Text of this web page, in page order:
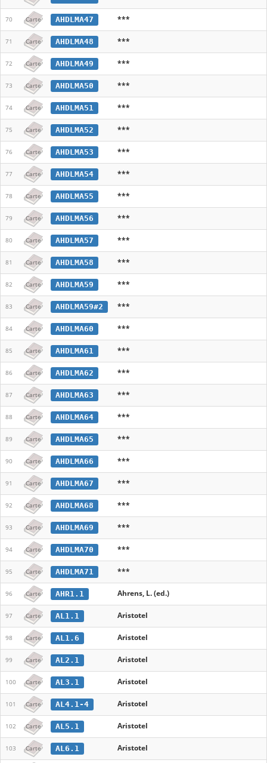
70 Carte AHDLMA47 ***
71 Carte AHDLMA48 ***
72 Carte AHDLMA49 ***
73 Carte AHDLMA50 ***
74 Carte AHDLMA51 ***
75 Carte AHDLMA52 ***
76 Carte AHDLMA53 ***
77 Carte AHDLMA54 ***
78 Carte AHDLMA55 ***
79 Carte AHDLMA56 ***
80 Carte AHDLMA57 ***
81 Carte AHDLMA58 ***
82 Carte AHDLMA59 ***
83 Carte AHDLMA59#2 ***
84 Carte AHDLMA60 ***
85 Carte AHDLMA61 ***
86 Carte AHDLMA62 ***
87 Carte AHDLMA63 ***
88 Carte AHDLMA64 ***
89 Carte AHDLMA65 ***
90 Carte AHDLMA66 ***
91 Carte AHDLMA67 ***
92 Carte AHDLMA68 ***
93 Carte AHDLMA69 ***
94 Carte AHDLMA70 ***
95 Carte AHDLMA71 ***
96 Carte AHR1.1 Ahrens, L. (ed.)
97 Carte AL1.1 Aristotel
98 Carte AL1.6 Aristotel
99 Carte AL2.1 Aristotel
100 Carte AL3.1 Aristotel
101 Carte AL4.1-4 Aristotel
102 Carte AL5.1 Aristotel
103 Carte AL6.1 Aristotel